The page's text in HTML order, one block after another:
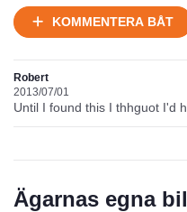
Ej körbart skick, bör
Under normalt skick,
KOMMENTERA BÅT
Robert
2013/07/01
Until I found this I thhguot I'd
Ägarnas egna